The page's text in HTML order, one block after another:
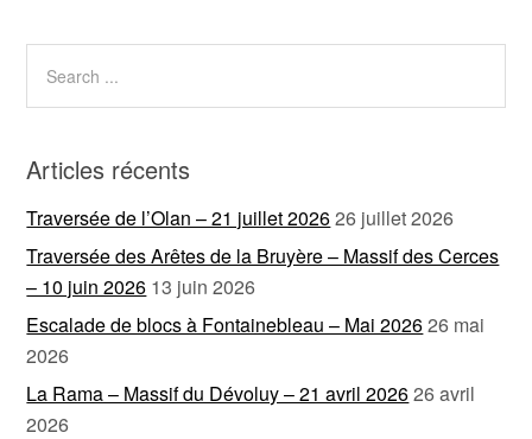
Articles récents
Traversée de l’Olan – 21 juillet 202626 juillet 2026
Traversée des Arêtes de la Bruyère – Massif des Cerces
– 10 juin 2026 13 juin 2026
Escalade de blocs à Fontainebleau – Mai 202626 mai
2026
La Rama – Massif du Dévoluy – 21 avril 202626 avril
2026